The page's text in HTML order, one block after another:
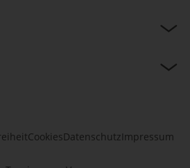
CookiesDatenschutz Impressum